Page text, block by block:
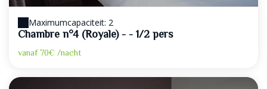
Maximumcapaciteit: 2
Chambre n°4 (Royale) - - 1/2 pers
vanaf70€ /nacht